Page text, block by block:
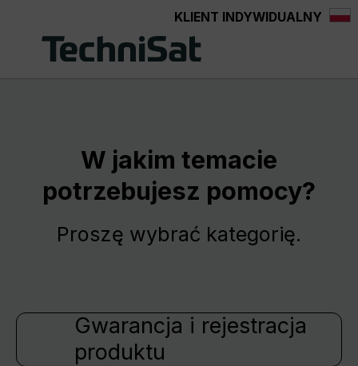
Przejdź do głównej zawartościKLIENT INDYWIDUALNY
W jakim temacie
potrzebujesz pomocy?
Proszę wybrać kategorię.
Gwarancja i rejestracja
produktu